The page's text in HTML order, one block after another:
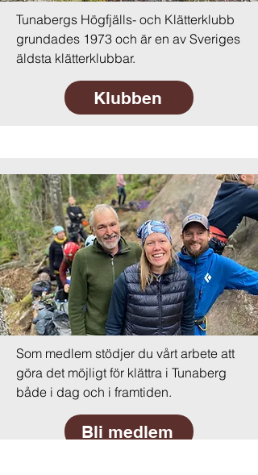
Tunabergs Högfjälls- och Klätterklubb
grundades 1973 och är en av Sveriges
äldsta klätterklubbar.
Klubben
Som medlem stödjer du vårt arbete att
göra det möjligt för klättra i Tunaberg
både i dag och i framtiden.
Bli medlem